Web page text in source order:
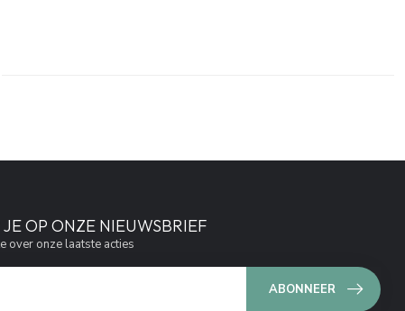
OP ONZE NIEUWSBRIEF
over onze laatste acties
ABONNEER